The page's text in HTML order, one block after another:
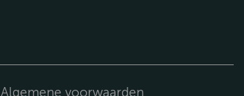
Algemene voorwaarden